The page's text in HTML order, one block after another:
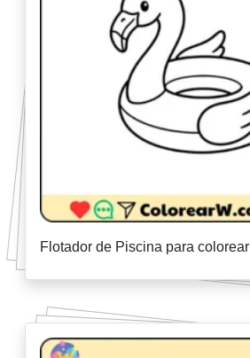
Flotador de Piscina para colorear